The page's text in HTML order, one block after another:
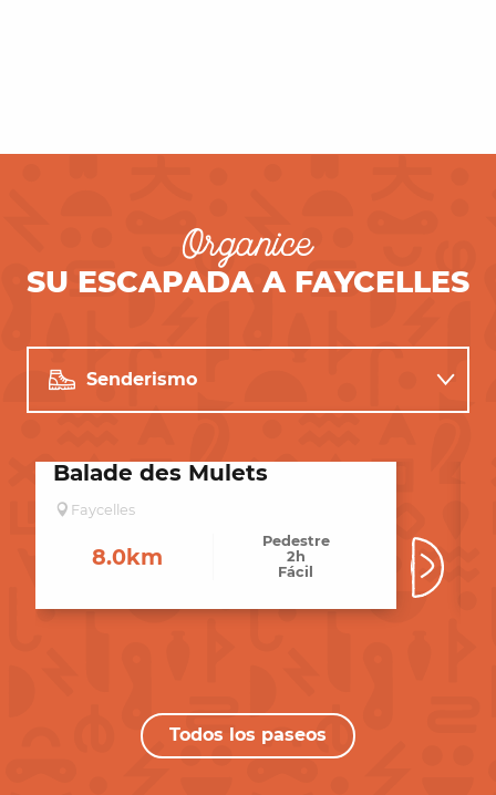
Organice
SU ESCAPADA A FAYCELLES
Senderismo
Alojamiento
Balade des Mulets
Faycelles
8.0km
Pedestre
2h
Fácil
Todos los paseos